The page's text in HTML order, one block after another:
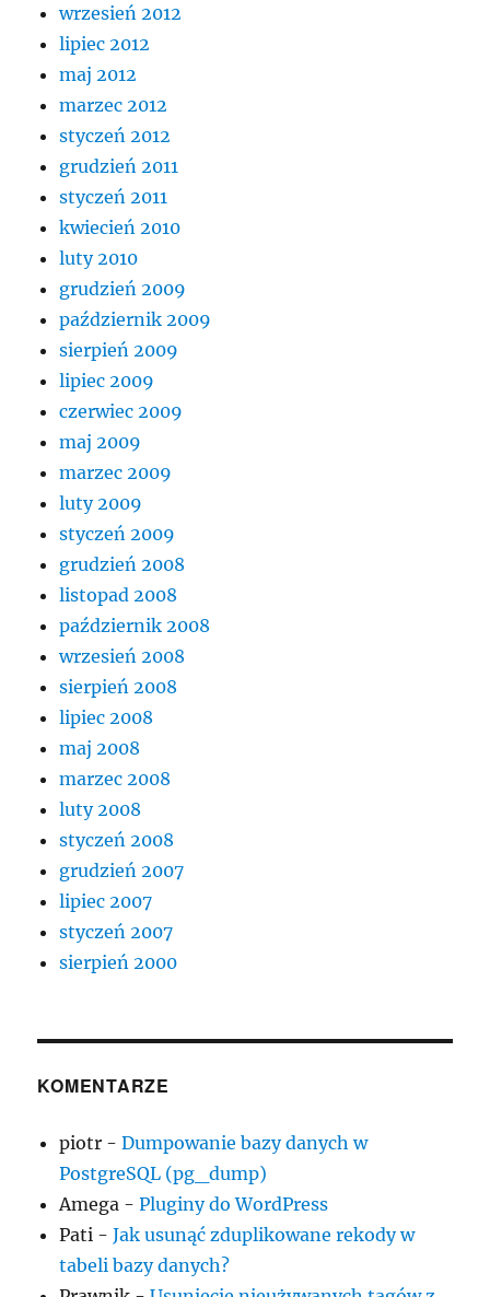
wrzesień 2012
lipiec 2012
maj 2012
marzec 2012
styczeń 2012
grudzień 2011
styczeń 2011
kwiecień 2010
luty 2010
grudzień 2009
październik 2009
sierpień 2009
lipiec 2009
czerwiec 2009
maj 2009
marzec 2009
luty 2009
styczeń 2009
grudzień 2008
listopad 2008
październik 2008
wrzesień 2008
sierpień 2008
lipiec 2008
maj 2008
marzec 2008
luty 2008
styczeń 2008
grudzień 2007
lipiec 2007
styczeń 2007
sierpień 2000
KOMENTARZE
piotr -Dumpowanie bazy danych w
PostgreSQL (pg_dump)
Amega -Pluginy do WordPress
Pati -Jak usunąć zduplikowane rekody w
tabeli bazy danych?